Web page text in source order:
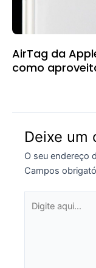
AirTag da
como
Deixe um
O seu endereço
Campos
aqui...